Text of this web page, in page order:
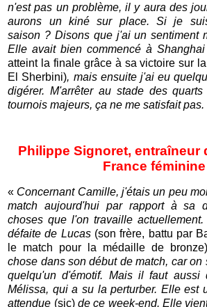
n'est pas un problème, il y aura des
aurons un kiné sur place. Si je
saison ? Disons que j'ai un sentiment
Elle avait bien commencé à Shanghai
atteint la finale grâce à sa victoire sur
El Sherbini), mais ensuite j'ai eu
digérer. M'arrêter au stade des
tournois majeurs, ça ne me satisfait pas.
Philippe Signoret, entraîneur
France féminine
« Concernant Camille, j'étais un peu
match aujourd'hui par rapport à sa
choses que l'on travaille
défaite de Lucas(son frère, battu par
le match pour la médaille de
chose dans son début de match, car
quelqu'un d'émotif. Mais il faut aussi
Mélissa, qui a su la perturber. Elle est
attendue (sic) de ce week-end. Elle